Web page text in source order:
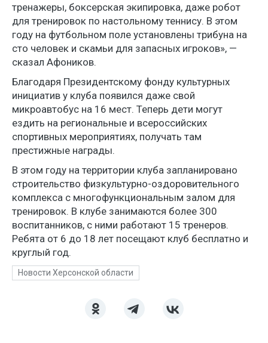
тренажеры, боксерская экипировка, даже робот
для тренировок по настольному теннису. В этом
году на футбольном поле установлены трибуна на
сто человек и скамьи для запасных игроков», —
сказал Афоников.
Благодаря Президентскому фонду культурных
инициатив у клуба появился даже свой
микроавтобус на 16 мест. Теперь дети могут
ездить на региональные и всероссийских
спортивных мероприятиях, получать там
престижные награды.
В этом году на территории клуба запланировано
строительство физкультурно-оздоровительного
комплекса с многофункциональным залом для
тренировок. В клубе занимаются более 300
воспитанников, с ними работают 15 тренеров.
Ребята от 6 до 18 лет посещают клуб бесплатно и
круглый год.
Новости Херсонской области